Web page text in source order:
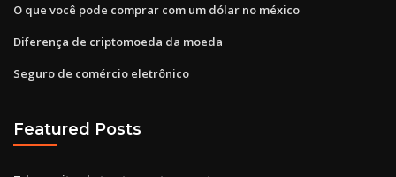
O que você pode comprar com um dólar no méxico
Diferença de criptomoeda da moeda
Seguro de comércio eletrônico
Featured Posts